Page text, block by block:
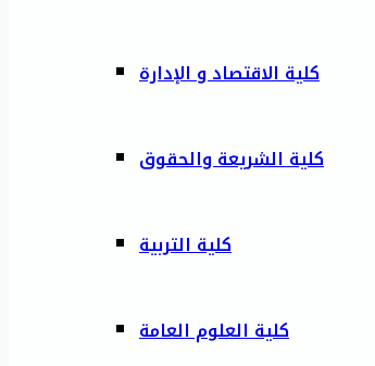
كلية الاقتصاد و الإدارة
كلية الشريعة والحقوق
كلية التربية
كلية العلوم العامة